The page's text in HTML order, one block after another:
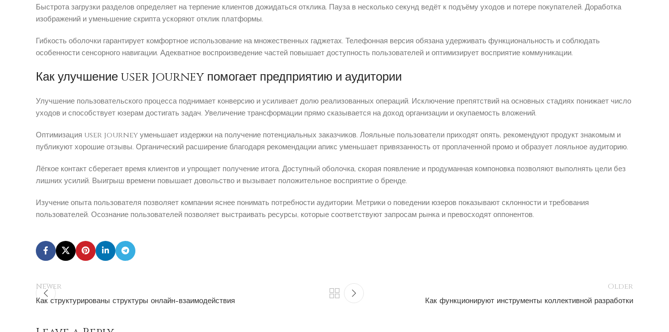
Быстрота загрузки разделов определяет на терпение клиентов дожидаться отклика. Пауза в несколько секунд ведёт к подъёму уходов и потере покупателей. Доработка
изображений и уменьшение скрипта ускоряют отклик платформы.
Гибкость оболочки гарантирует комфортное использование на множественных гаджетах. Телефонная версия обязана удерживать функциональность и соблюдать
особенности сенсорного навигации. Адекватное воспроизведение частей повышает доступность пользователей и оптимизирует восприятие коммуникации.
Как улучшение user journey помогает предприятию и аудитории
Улучшение пользовательского процесса поднимает конверсию и усиливает долю реализованных операций. Исключение препятствий на основных стадиях понижает число
уходов и способствует юзерам достигать задач. Увеличение трансформации прямо сказывается на доход организации и окупаемость вложений.
Оптимизация user journey уменьшает издержки на получение потенциальных заказчиков. Лояльные пользователи приходят опять, рекомендуют продукт знакомым и
публикуют хорошие отзывы. Органический расширение благодаря рекомендации апикс уменьшает привязанность от проплаченной промо и образует лояльное аудиторию.
Лёгкое контакт сберегает время клиентов и упрощает получение итога. Доступный оболочка, скорая появление и продуманная компоновка позволяют выполнять цели без
лишних усилий. Выигрыш времени повышает довольство и вызывает положительное восприятие о бренде.
Изучение опыта пользователя позволяет компании яснее понимать потребности аудитории. Метрики о поведении юзеров показывают склонности и требования
пользователей. Осознание пользователей позволяет выстраивать ресурсы, которые соответствуют запросам рынка и превосходят оппонентов.
Newer
Как структурированы структуры онлайн-взаимодействия
Older
Как функционируют инструменты коллективной разработки